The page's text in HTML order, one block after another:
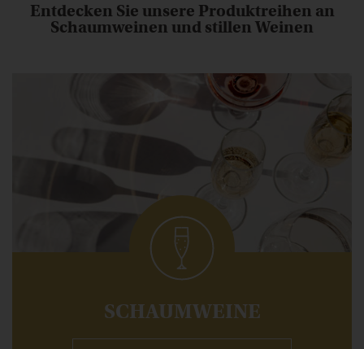
Entdecken Sie unsere Produktreihen an
Schaumweinen und stillen Weinen
SCHAUMWEINE